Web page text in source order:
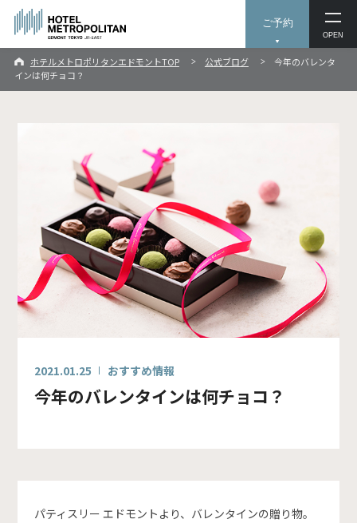
ご予約
OPEN
ホテルメトロポリタンエドモントTOP 公式ブログ
今年のバレンタ
インは何チョコ？
2021.01.25 おすすめ情報
今年のバレンタインは何チョコ？
パティスリー エドモントより、バレンタインの贈り物。